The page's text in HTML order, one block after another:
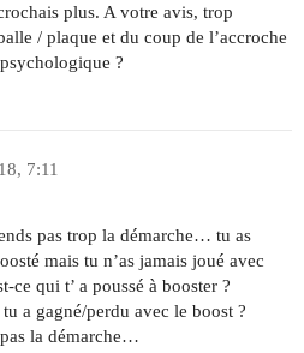
plus. A votre avis, trop
/ plaque et du coup de l’accroche
?
7:11
pas trop la démarche… tu as
mais tu n’as jamais joué avec
ce qui t’ a poussé à booster ?
a gagné/perdu avec le boost ?
la démarche…